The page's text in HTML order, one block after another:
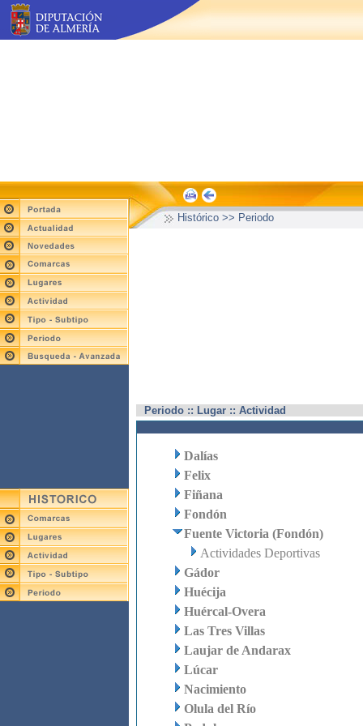
Histórico >> Periodo
Periodo :: Lugar :: Actividad
Dalías
Felix
Fiñana
Fondón
Fuente Victoria (Fondón)
Actividades Deportivas
Gádor
Huécija
Huércal-Overa
Las Tres Villas
Laujar de Andarax
Lúcar
Nacimiento
Olula del Río